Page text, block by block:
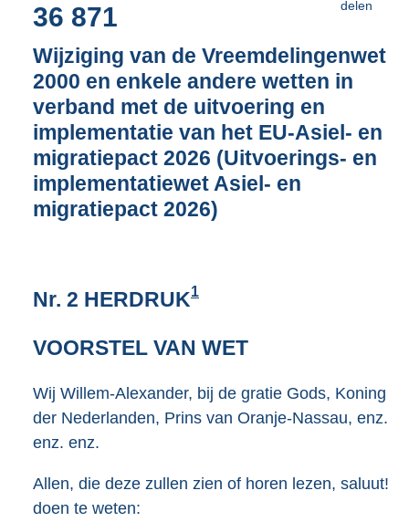
s
g
r
o
o
t
36 871
Wijziging van de Vreemdelingenwet
2000 en enkele andere wetten in
verband met de uitvoering en
implementatie van het EU-Asiel- en
migratiepact 2026 (Uitvoerings- en
implementatiewet Asiel- en
migratiepact 2026)
Nr. 2 HERDRUK1
VOORSTEL VAN WET
Wij Willem-Alexander, bij de gratie Gods, Koning
der Nederlanden, Prins van Oranje-Nassau, enz.
enz. enz.
Allen, die deze zullen zien of horen lezen, saluut!
doen te weten: